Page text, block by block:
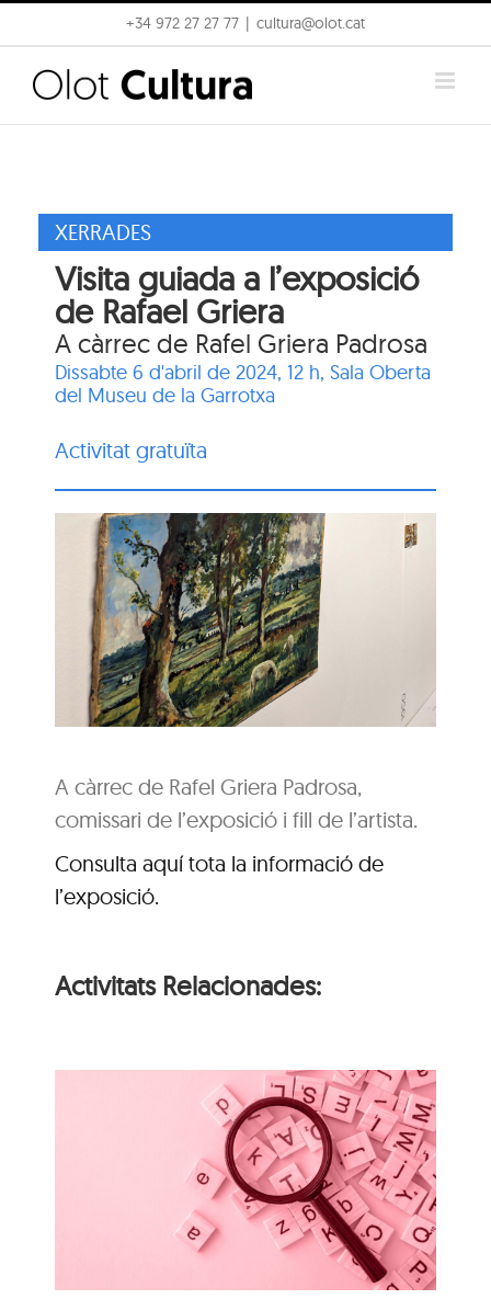
to
content
+34 972 27 27 77 cultura@olot.cat
XERRADES
Visita guiada a l’exposició
de Rafael Griera
A càrrec de Rafel Griera Padrosa
Dissabte 6 d'abril de 2024, 12 h, Sala Oberta
del Museu de la Garrotxa
Activitat gratuïta
A càrrec de Rafel Griera Padrosa,
comissari de l’exposició i fill de l’artista.
Consulta aquí tota la informació de
l’exposició.
Activitats Relacionades:
Itinerari personal: “El
clima urbà de la ciutat
d’Olot”